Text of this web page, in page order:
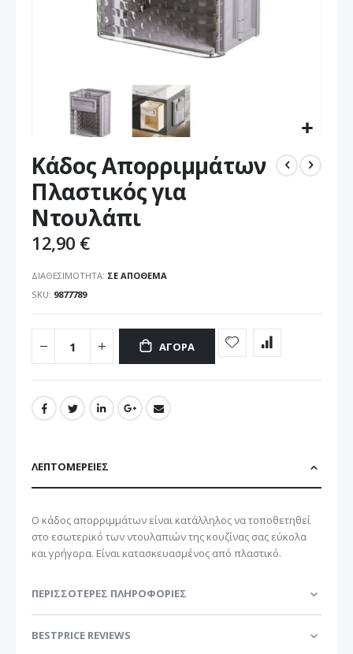
στην
αρχή
συλλογής
εικόνων
Κάδος Απορριμμάτων
Πλαστικός για
Ντουλάπι
12,90 €
ΔΙΑΘΕΣΙΜΌΤΗΤΑ: ΣΕ ΑΠΌΘΕΜΑ
SKU 9877789
ΑΓΟΡΆ
ΛΕΠΤΟΜΈΡΕΙΕΣ
Ο κάδος απορριμμάτων είναι κατάλληλος να τοποθετηθεί
στο εσωτερικό των ντουλαπιών της κουζίνας σας εύκολα
και γρήγορα. Είναι κατασκευασμένος από πλαστικό.
ΠΕΡΙΣΣΌΤΕΡΕΣ ΠΛΗΡΟΦΟΡΊΕΣ
BESTPRICE REVIEWS